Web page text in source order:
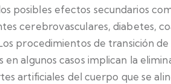
posibles efectos secundarios
cerebrovasculares, diabetes,
procedimientos de transición
en algunos casos implican la
artificiales del cuerpo que se